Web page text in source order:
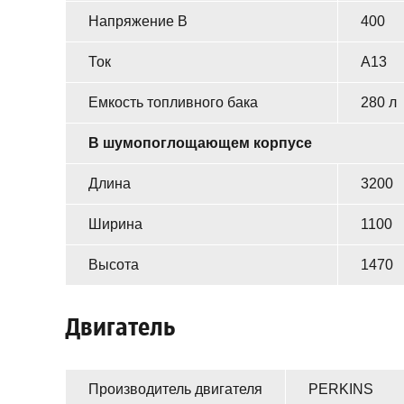
Напряжение В 400
Ток A13
Емкость топливного бака 280 л
В шумопоглощающем корпусе
Длина 3200
Ширина 1100
Высота 1470
Двигатель
Производитель двигателя PERKINS